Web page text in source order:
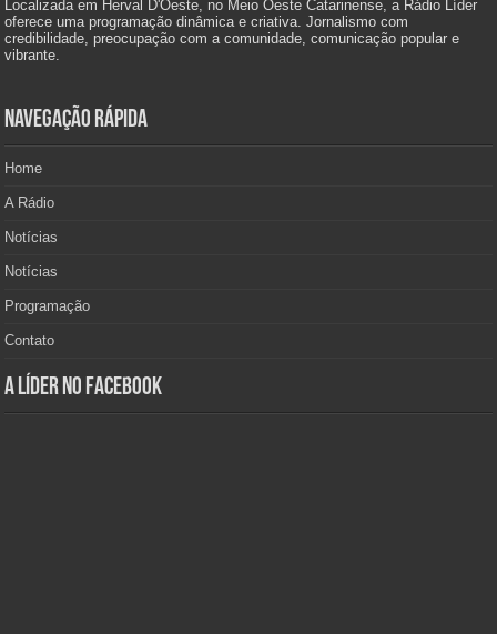
Localizada em Herval D'Oeste, no Meio Oeste Catarinense, a Rádio Líder
oferece uma programação dinâmica e criativa. Jornalismo com
credibilidade, preocupação com a comunidade, comunicação popular e
vibrante.
Navegação Rápida
Home
A Rádio
Notícias
Notícias
Programação
Contato
A Líder no Facebook